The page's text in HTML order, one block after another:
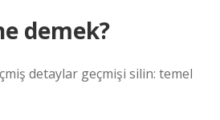
demek?
detaylar geçmişi silin: temel